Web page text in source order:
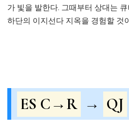
가 빛을 발한다. 그때부터 상대는
하단의 이지선다 지옥을 경험할 것
ES C→R → QJ